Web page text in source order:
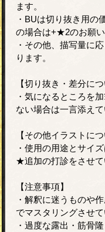
ます。
・BUは切り抜き用の
の場合は+★2のお願い
・その他、描写量に
ります。
【切り抜き・差分につ
・気になるところを
ない場合は一言添え
【その他イラストにつ
・使用の用途とサイ
★追加の打診をさせて
【注意事項】
・解釈に迷うものや
でマスタリングさせて
・過度な露出・筋骨